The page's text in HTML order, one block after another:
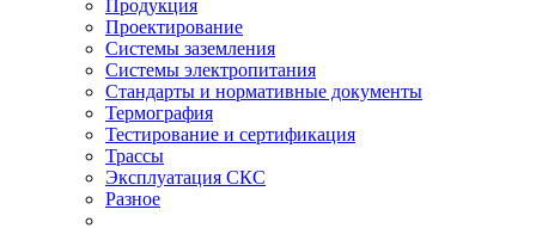
Продукция
Проектирование
Системы заземления
Системы электропитания
Стандарты и нормативные документы
Термография
Тестирование и сертификация
Трассы
Эксплуатация СКС
Разное